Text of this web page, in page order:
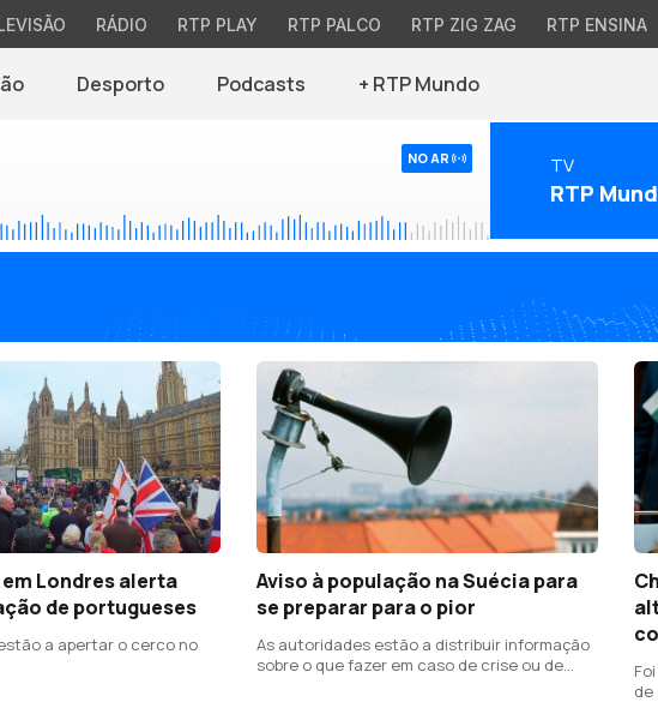
RÁDIO RTP PLAY RTP PALCO RTP ZIG ZAG RTP ENSINA
Desporto Podcasts + RTP Mundo
NO AR TV
RTP
Londres alerta
de portugueses
a apertar o cerco no
Aviso à população na Suécia para
se preparar para o pior
As autoridades estão a distribuir informação
sobre o que fazer em caso de crise ou de
de